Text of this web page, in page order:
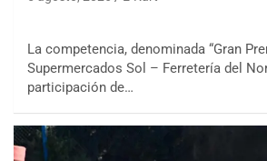
La competencia, denominada “Gran
Supermercados Sol – Ferretería del
participación de…